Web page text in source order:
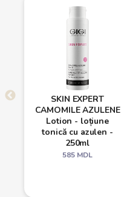
SKIN EXPERT
CAMOMILE AZULENE
Lotion - loțiune
tonică cu azulen -
250ml
585 MDL